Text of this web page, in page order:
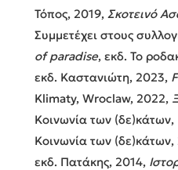
Τόπος, 2019, Σκοτεινό
Συμμετέχει στους
of paradise, εκδ. Το
εκδ. Καστανιώτη, 2023,
Klimaty, Wroclaw, 2022,
Κοινωνία των (δε)κάτων,
Κοινωνία των (δε)κάτων,
εκδ. Πατάκης, 2014,